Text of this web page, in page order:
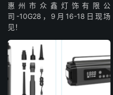
惠州市众鑫灯饰有限公
司-10G28，9月16-18日现场
见！